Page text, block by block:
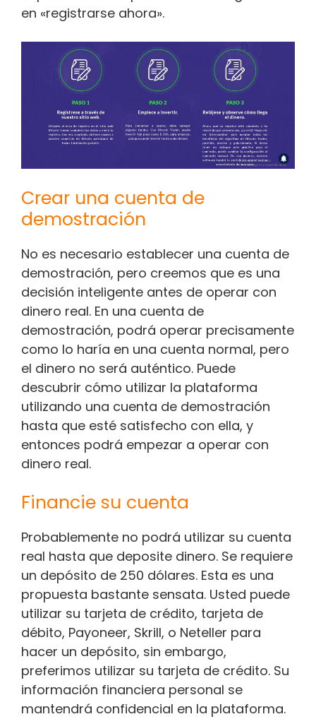
en «registrarse ahora».
Crear una cuenta de
demostración
No es necesario establecer una cuenta de
demostración, pero creemos que es una
decisión inteligente antes de operar con
dinero real. En una cuenta de
demostración, podrá operar precisamente
como lo haría en una cuenta normal, pero
el dinero no será auténtico. Puede
descubrir cómo utilizar la plataforma
utilizando una cuenta de demostración
hasta que esté satisfecho con ella, y
entonces podrá empezar a operar con
dinero real.
Financie su cuenta
Probablemente no podrá utilizar su cuenta
real hasta que deposite dinero. Se requiere
un depósito de 250 dólares. Esta es una
propuesta bastante sensata. Usted puede
utilizar su tarjeta de crédito, tarjeta de
débito, Payoneer, Skrill, o Neteller para
hacer un depósito, sin embargo,
preferimos utilizar su tarjeta de crédito. Su
información financiera personal se
mantendrá confidencial en la plataforma.